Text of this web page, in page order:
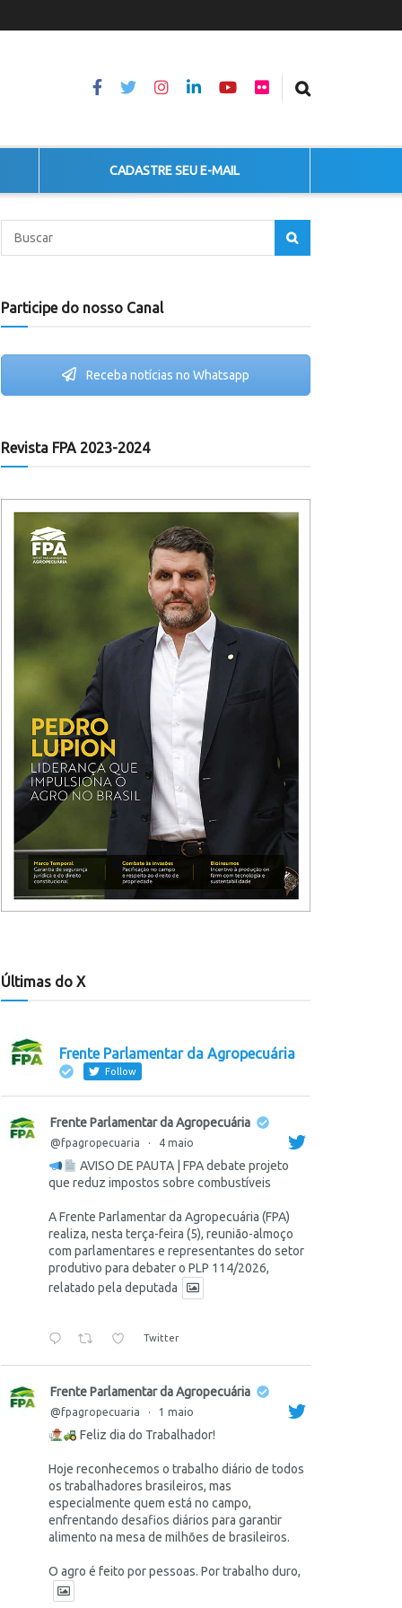
CADASTRE SEU E-MAIL
Participe do nosso Canal
Receba notícias no Whatsapp
Revista FPA 2023-2024
Últimas do X
Frente Parlamentar da Agropecuária
Follow
Frente Parlamentar da Agropecuária
@fpagropecuaria · 4 maio
AVISO DE PAUTA | FPA debate projeto
que reduz impostos sobre combustíveis
A Frente Parlamentar da Agropecuária (FPA)
realiza, nesta terça-feira (5), reunião-almoço
com parlamentares e representantes do setor
produtivo para debater o PLP 114/2026,
relatado pela deputada
Twitter
Frente Parlamentar da Agropecuária
@fpagropecuaria · 1 maio
Feliz dia do Trabalhador!
Hoje reconhecemos o trabalho diário de todos
os trabalhadores brasileiros, mas
especialmente quem está no campo,
enfrentando desafios diários para garantir
alimento na mesa de milhões de brasileiros.
O agro é feito por pessoas. Por trabalho duro,